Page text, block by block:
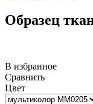
Образец
В избранное
Сравнить
Цвет